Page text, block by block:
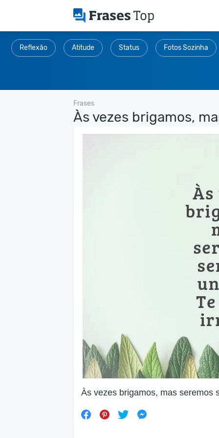
Reflexão Atitude Status Fotos Sozinha
Frases
Às vezes brigamos,
Às vezes brigamos, mas seremos